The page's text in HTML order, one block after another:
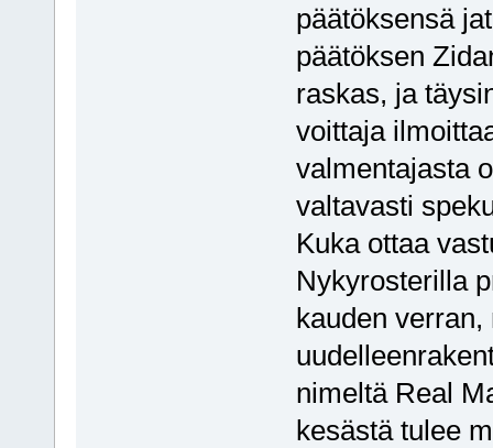
päätöksensä
päätöksen
raskas, ja
voittaja
valmentajasta
valtavasti
Kuka ottaa
Nykyrosterilla
kauden
nimeltä Real
kesästä tulee